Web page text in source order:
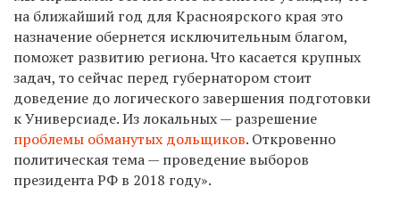
на ближайший год для Красноярского края это
назначение обернется исключительным благом,
поможет развитию региона. Что касается крупных
задач, то сейчас перед губернатором стоит
доведение до логического завершения подготовки
к Универсиаде. Из локальных — разрешение
проблемы обманутых дольщиков. Откровенно
политическая тема — проведение выборов
президента РФ в 2018 году».